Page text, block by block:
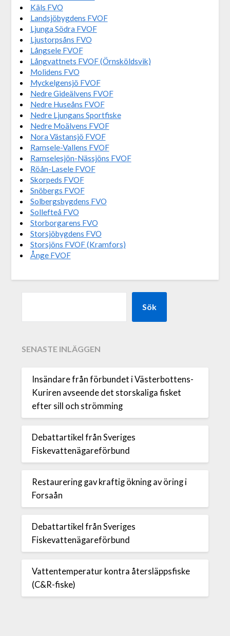
Käls FVO
Landsjöbygdens FVOF
Ljunga Södra FVOF
Ljustorpsåns FVO
Långsele FVOF
Långvattnets FVOF (Örnsköldsvik)
Molidens FVO
Myckelgensjö FVOF
Nedre Gideälvens FVOF
Nedre Huseåns FVOF
Nedre Ljungans Sportfiske
Nedre Moälvens FVOF
Nora Västansjö FVOF
Ramsele-Vallens FVOF
Ramselesjön-Nässjöns FVOF
Röån-Lasele FVOF
Skorpeds FVOF
Snöbergs FVOF
Solbergsbygdens FVO
Sollefteå FVO
Storborgarens FVO
Storsjöbygdens FVO
Storsjöns FVOF (Kramfors)
Ånge FVOF
Sök
SENASTE INLÄGGEN
Insändare från förbundet i Västerbottens-
Kuriren avseende det storskaliga fisket
efter sill och strömming
Debattartikel från Sveriges
Fiskevattenägareförbund
Restaurering gav kraftig ökning av öring i
Forsaån
Debattartikel från Sveriges
Fiskevattenägareförbund
Vattentemperatur kontra återsläppsfiske
(C&R-fiske)